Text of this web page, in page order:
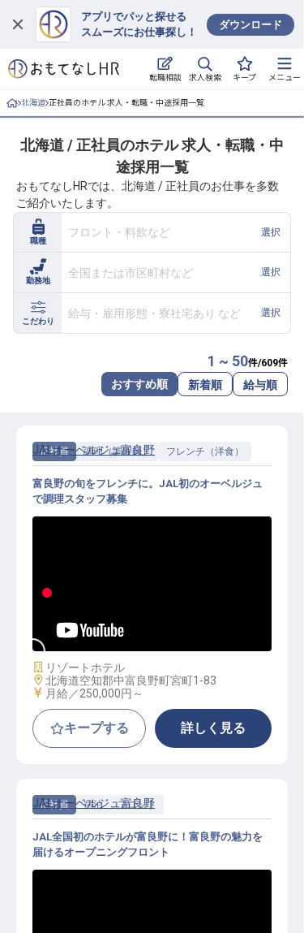
アプリでパッと探せる
スムーズにお仕事探し！
ダウンロード
転職相談 求人検索 キープ メニュー
ログイン
求人・施設を探す
就職・転職 合同説明会
おもてなしHRについて
ご利用の流れ
よくある質問
ホテル・宿泊業界情報コラム
転職サポートに申し込む
北海道 正社員のホテル 求人・転職・中途採用一覧
北海道 / 正社員のホテル 求人・転職・中
途採用一覧
おもてなしHRでは、北海道 / 正社員のお仕事を多数
ご紹介いたします。
職種
フロント・料飲など 選択
勤務地
全国または市区町村など 選択
こだわり
給与・雇用形態・寮社宅あり など 選択
1 ~ 50件/609件
おすすめ順 新着順 給与順
正社員 調理（調理師） フレンチ（洋食）
洋食調理│月給25万円～／JALオー
／未経験・U・Iターン歓迎
JALオーベルジュ富良野
富良野の旬をフレンチに。JAL初のオーベルジュ
で調理スタッフ募集
施設業態
リゾートホテル
勤務地
北海道空知郡中富良野町宮町1-83
給与
月給／250,000円～
キープする 詳しく見る
正社員 宿泊 フロント
JALオーベルジュ富良野
JAL全国初のホテルが富良野に！富良野の魅力を
届けるオープニングフロント